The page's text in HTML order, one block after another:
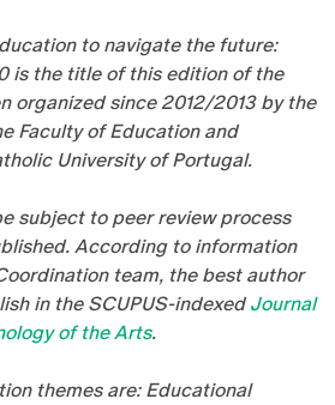
to navigate the future:
is the title of this edition of the
organized since 2012/2013 by the
Faculty of Education and
University of Portugal.
subject to peer review process
According to information
team, the best author
in the SCUPUS-indexed Journal
of the Arts.
themes are: Educational